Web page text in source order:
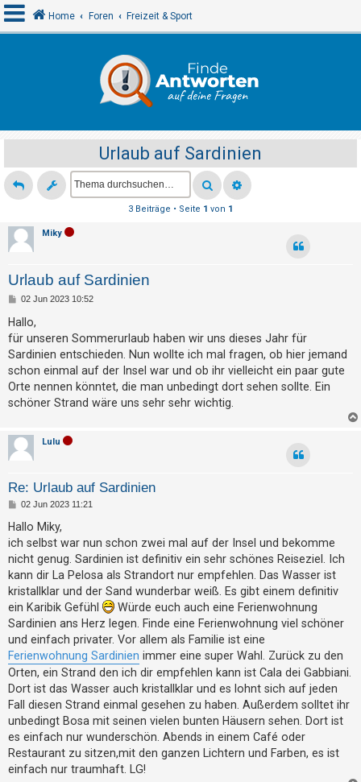
e
l
d
e
R
e
g
i
s
t
r
i
r
n
U
n
b
e
a
n
t
w
o
r
t
e
t
Home Foren Freizeit & Sport
Urlaub auf Sardinien
3 Beiträge • Seite 1 von 1
Miky
Urlaub auf Sardinien
B
i
t
r
a
g
02 Jun 2023 10:52
Hallo,
für unseren Sommerurlaub haben wir uns dieses Jahr für
Sardinien entschieden. Nun wollte ich mal fragen, ob hier jemand
schon einmal auf der Insel war und ob ihr vielleicht ein paar gute
Orte nennen könntet, die man unbedingt dort sehen sollte. Ein
schöner Strand wäre uns sehr sehr wichtig.
Lulu
Re: Urlaub auf Sardinien
B
i
r
a
g
02 Jun 2023 11:21
Hallo Miky,
ich selbst war nun schon zwei mal auf der Insel und bekomme
nicht genug. Sardinien ist definitiv ein sehr schönes Reiseziel. Ich
kann dir La Pelosa als Strandort nur empfehlen. Das Wasser ist
kristallklar und der Sand wunderbar weiß. Es gibt einem definitiv
ein Karibik Gefühl
Würde euch auch eine Ferienwohnung
Sardinien ans Herz legen. Finde eine Ferienwohnung viel schöner
und einfach privater. Vor allem als Familie ist eine
Ferienwohnung Sardinien immer eine super Wahl. Zurück zu den
Orten, ein Strand den ich dir empfehlen kann ist Cala dei Gabbiani.
Dort ist das Wasser auch kristallklar und es lohnt sich auf jeden
Fall diesen Strand einmal gesehen zu haben. Außerdem solltet ihr
unbedingt Bosa mit seinen vielen bunten Häusern sehen. Dort ist
es einfach nur wunderschön. Abends in einem Café oder
Restaurant zu sitzen,mit den ganzen Lichtern und Farben, es ist
einfach nur traumhaft. LG!